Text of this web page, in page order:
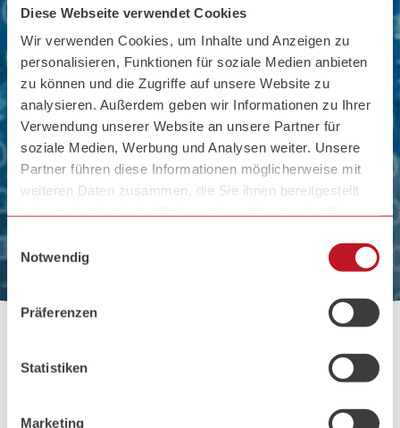
Diese Webseite verwendet Cookies
Wir verwenden Cookies, um Inhalte und Anzeigen zu
personalisieren, Funktionen für soziale Medien anbieten
zu können und die Zugriffe auf unsere Website zu
analysieren. Außerdem geben wir Informationen zu Ihrer
Verwendung unserer Website an unsere Partner für
soziale Medien, Werbung und Analysen weiter. Unsere
Partner führen diese Informationen möglicherweise mit
weiteren Daten zusammen, die Sie ihnen bereitgestellt
Einwilligungsauswahl
Notwendig
Präferenzen
Statistiken
Marketing
Zum
Inhalt
Zum
Hauptmenü
Unsere Full Service